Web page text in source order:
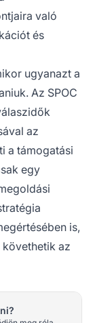
való
és
ugyanazt a
Az SPOC
az
a támogatási
egy
is,
az